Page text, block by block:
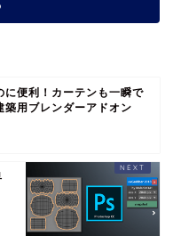
に便利！カーテンも一瞬で
築用ブレンダーアドオン